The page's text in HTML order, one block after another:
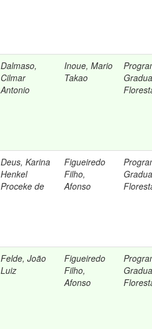
Dalmaso,
Cilmar
Antonio
Inoue, Mario
Takao
Deus, Karina
Henkel
Proceke de
Figueiredo
Filho,
Afonso
Felde, João
Luiz
Figueiredo
Filho,
Afonso